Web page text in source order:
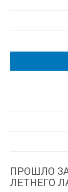
ПРОШЛО
ЛЕТНЕГО